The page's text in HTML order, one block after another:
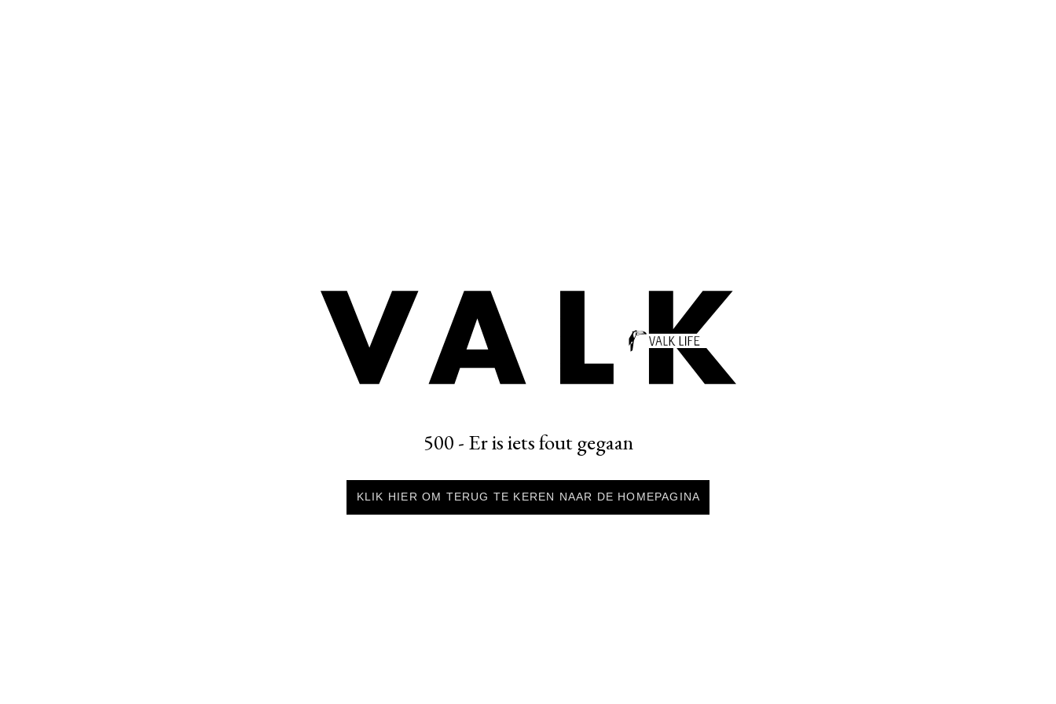
500 - Er is iets fout gegaan
KLIK HIER OM TERUG TE KEREN NAAR DE HOMEPAGINA